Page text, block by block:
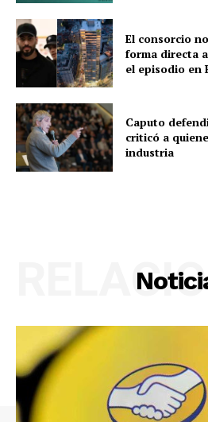
El consorcio
forma directa
el episodio en
Caputo
criticó a
industria